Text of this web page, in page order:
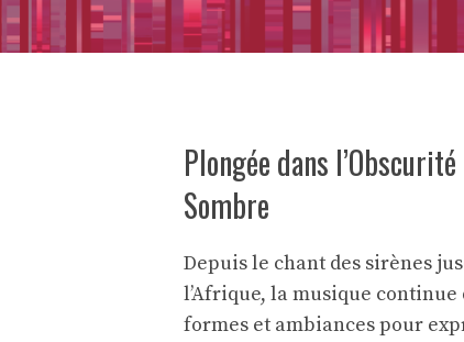
Plongée dans
Sombre
Depuis le chant des sirènes
l’Afrique, la musique
formes et ambiances pour